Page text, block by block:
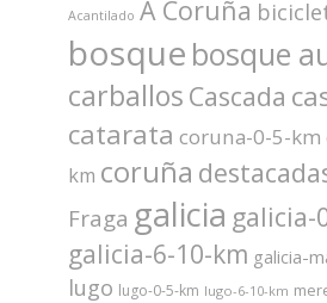
Acantilado A Coruña
bosque bosque
carballos Cascada
catarata coruna-0-5-km
km coruña
Fraga galicia galicia-
galicia-6-10-km galicia-
lugo lugo-0-5-km lugo-6-10-km